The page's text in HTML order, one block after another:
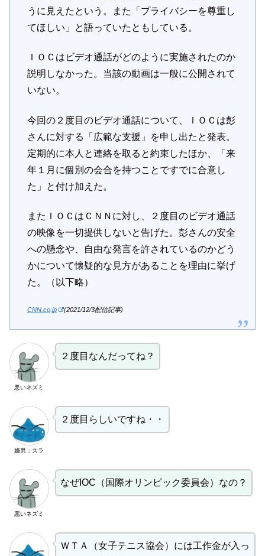
うに見えたという。また「プライバシーを尊重し
てほしい」と語っていたともしている。
ＩＯＣはビデオ通話がどのように実施されたのか
説明しなかった。当該の動画は一般に公開されて
いない。
今回の２度目のビデオ通話について、ＩＯＣは彭
さんに対する「広範な支援」を申し出たと発表。
定期的に本人と連絡を取ると約束したほか、「来
年１月に個別の会合を持つことですでに合意し
た」と付け加えた。
またＩＯＣはＣＮＮに対し、２度目のビデオ通話
の映像を一切提供しないと告げた。彭さんの安全
への懸念や、自由な発言を許されているのかどう
かについて懐疑的な見方があることを理由に挙げ
た。（以下略）
CNN.co.jp (2021/12/3配信記事)
悪いネズミ
２度目なんだってね？
嫡男：スラ
２度目らしいですね・・
悪いネズミ
なぜIOC（国際オリンピック委員会）なの？
ＷＴＡ（女子テニス協会）には工作金が入っ